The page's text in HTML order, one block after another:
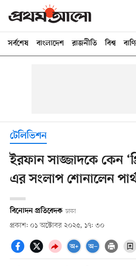
সর্বশেষ বাংলাদেশ রাজনীতি বিশ্ব
টেলিভিশন
ইরফান সাজ্জাদকে কেন
এর সংলাপ শোনালেন
বিনোদন প্রতিবেদক ঢাকা
প্রকাশ: ০১ অক্টোবর ২০২৫, ১৭: ৩০